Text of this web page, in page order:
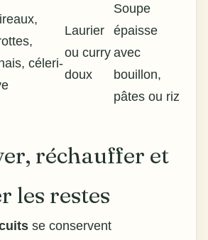
céleri-
Laurier
ou curry
doux
Soupe
épaisse
avec
bouillon,
pâtes ou riz
réchauffer et
les restes
se conservent